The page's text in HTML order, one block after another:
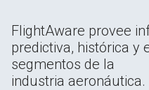
FlightAware provee
predictiva, histórica y
segmentos de la
industria aeronáutica.